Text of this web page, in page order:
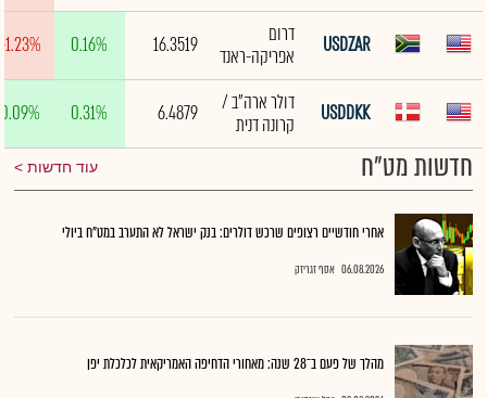
USDZAR
דרום
אפריקה-ראנד
16.3519
0.16%
-1.23%
USDDKK
דולר ארה"ב /
קרונה דנית
6.4879
0.31%
0.09%
חדשות מט"ח עוד חדשות
אחרי חודשיים רצופים שרכש דולרים: בנק ישראל לא התערב במט"ח ביולי
06.08.2026 אסף זגריזק
מהלך של פעם ב־28 שנה: מאחורי הדחיפה האמריקאית לכלכלת יפן